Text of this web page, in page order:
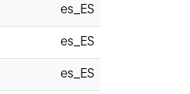
es_ES
es_ES
es_ES